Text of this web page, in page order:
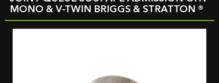
MONO & V-TWIN BRIGGS & STRATTON ®